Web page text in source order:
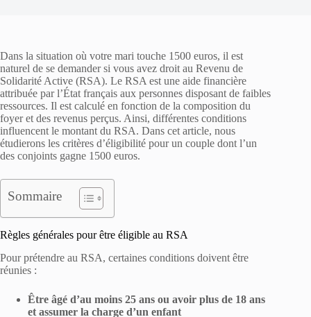
Dans la situation où votre mari touche 1500 euros, il est
naturel de se demander si vous avez droit au Revenu de
Solidarité Active (RSA). Le RSA est une aide financière
attribuée par l’État français aux personnes disposant de faibles
ressources. Il est calculé en fonction de la composition du
foyer et des revenus perçus. Ainsi, différentes conditions
influencent le montant du RSA. Dans cet article, nous
étudierons les critères d’éligibilité pour un couple dont l’un
des conjoints gagne 1500 euros.
Sommaire
Règles générales pour être éligible au RSA
Pour prétendre au RSA, certaines conditions doivent être
réunies :
Être âgé d’au moins 25 ans ou avoir plus de 18 ans
et assumer la charge d’un enfant